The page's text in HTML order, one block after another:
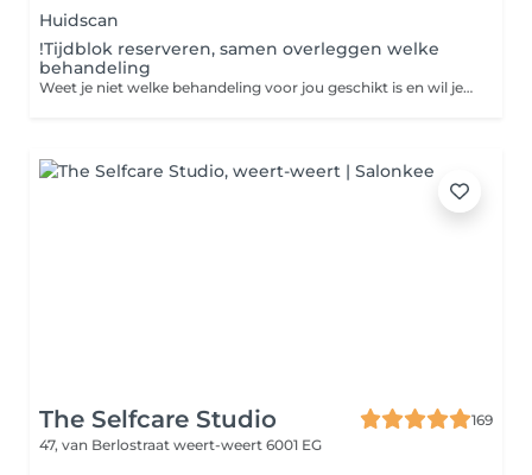
Huidscan
!Tijdblok reserveren, samen overleggen welke
behandeling
Weet je niet welke behandeling voor jou geschikt is en wil je samen met ons kijken welke? Boek dan dit kopje in op de tijd die jij zou willen en we kijken samen wat we gaan doen ! Kom je voor de eerste keer, plan er dan ook een intake bij zodat we tijd hebben om te overleggen en evt een huidscan te maken.
The Selfcare Studio
169
47, van Berlostraat weert-weert 6001 EG